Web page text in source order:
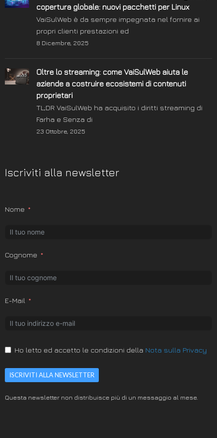
copertura globale: nuovi pacchetti per Linux
VaiSulWeb è da sempre impegnata nel fornire ai
propri clienti prestazioni ed
8 Dicembre, 2025
Oltre lo streaming: come VaiSulWeb aiuta le
aziende a costruire ecosistemi di contenuti
proprietari
TL;DR VaiSulWeb ha acquisito i diritti streaming di
Farha e Senza di
23 Ottobre, 2025
Iscriviti alla newsletter
Nome
Cognome
E-Mail
Ho letto ed accetto le condizioni della Nota sulla Privacy
ISCRIVITI ALLA NEWSLETTER
Questa newsletter non distribuisce più di un messaggio al mese.